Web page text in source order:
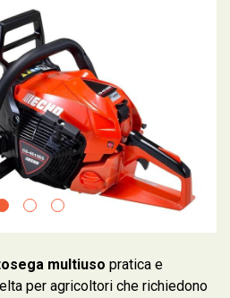
multiuso pratica e
per agricoltori che richiedono